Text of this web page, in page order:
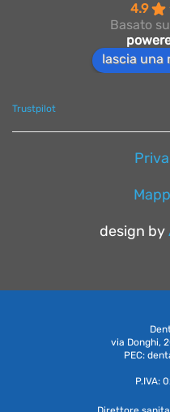
4.9
Basato
lascia una
Trustpilot
design by
via Donghi,
PEC:
P.IVA: